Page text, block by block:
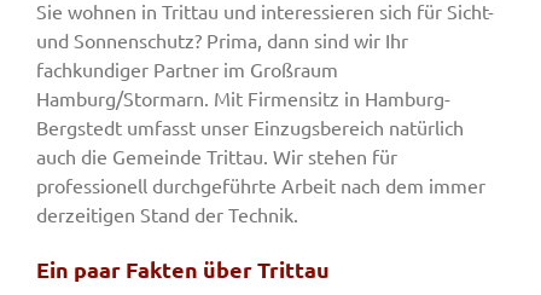
Sie wohnen in Trittau und interessieren sich für Sicht-
und Sonnenschutz? Prima, dann sind wir Ihr
fachkundiger Partner im Großraum
Hamburg/Stormarn. Mit Firmensitz in Hamburg-
Bergstedt umfasst unser Einzugsbereich natürlich
auch die Gemeinde Trittau. Wir stehen für
professionell durchgeführte Arbeit nach dem immer
derzeitigen Stand der Technik.
Ein paar Fakten über Trittau